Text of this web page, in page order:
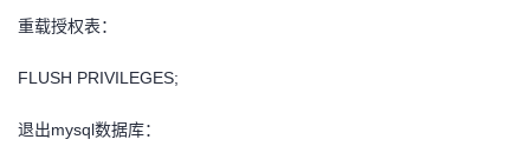
子
直
的
我
重载授权表：
FLUSH PRIVILEGES;
退出mysql数据库：